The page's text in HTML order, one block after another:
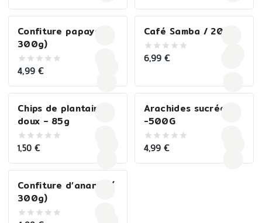
of
5
Confiture papaye (
300g)
0
of
5
4,99 €
Café Samba / 200G
0
6,99€
Chips de plantain
doux – 85g
0
of
5
1,50 €
Arachides sucrées
-500G
0
of
4,99€
Confiture d’ananas (
300g)